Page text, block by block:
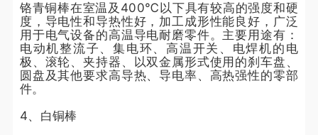
铬青铜棒在室温及400℃以下具有较高的强度和硬
度，导电性和导热性好，加工成形性能良好，广泛
用于电气设备的高温导电耐磨零件。主要用途有：
电动机整流子、集电环、高温开关、电焊机的电
极、滚轮、夹持器、以双金属形式使用的刹车盘、
圆盘及其他要求高导热、导电率、高热强性的零部
件。
4、白铜棒